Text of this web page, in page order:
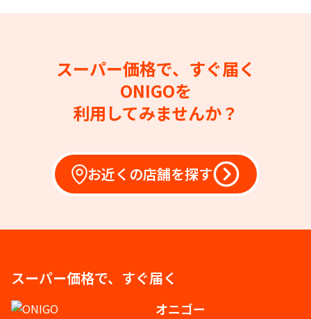
スーパー価格で、すぐ届く
ONIGOを
利用してみませんか？
お近くの店舗を探す
スーパー価格で、すぐ届く
オニゴー